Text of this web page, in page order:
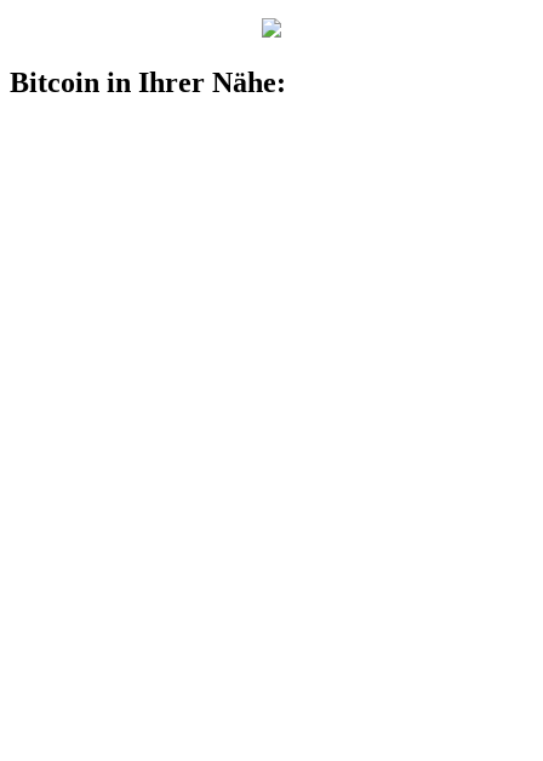
Bitcoin in Ihrer Nähe: